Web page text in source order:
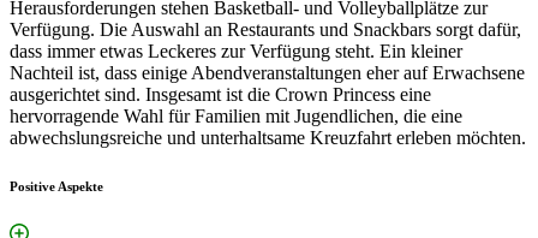
Herausforderungen stehen Basketball- und Volleyballplätze zur
Verfügung. Die Auswahl an Restaurants und Snackbars sorgt dafür,
dass immer etwas Leckeres zur Verfügung steht. Ein kleiner
Nachteil ist, dass einige Abendveranstaltungen eher auf Erwachsene
ausgerichtet sind. Insgesamt ist die Crown Princess eine
hervorragende Wahl für Familien mit Jugendlichen, die eine
abwechslungsreiche und unterhaltsame Kreuzfahrt erleben möchten.
Positive Aspekte